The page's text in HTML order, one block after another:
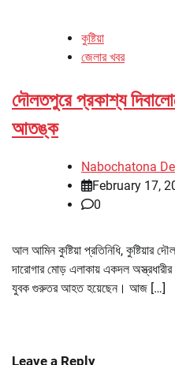
কুষ্টিয়া
জেলার খবর
দৌলতপুরে প্রকাশ্য
আতঙ্ক
Nabochatona
February 17,
0
আল আমিন কুষ্টিয়া প্রতিনিধি, কুষ্টিয়ার
দারোগার মোড় এলাকায় একদল
যুবক গুরুতর আহত হয়েছেন। আজ […]
Leave a Reply